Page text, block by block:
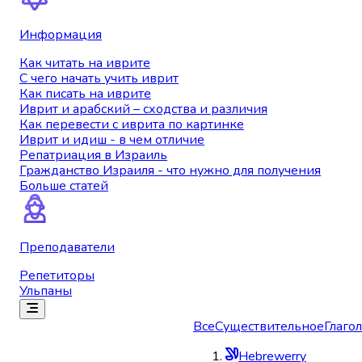
Информация
Как читать на иврите
С чего начать учить иврит
Как писать на иврите
Иврит и арабский – сходства и различия
Как перевести с иврита по картинке
Иврит и идиш - в чем отличие
Репатриация в Израиль
Гражданство Израиля - что нужно для получения
Больше статей
Преподаватели
Репетиторы
Ульпаны
ВсеСуществительноеГлагол
Hebrewerry